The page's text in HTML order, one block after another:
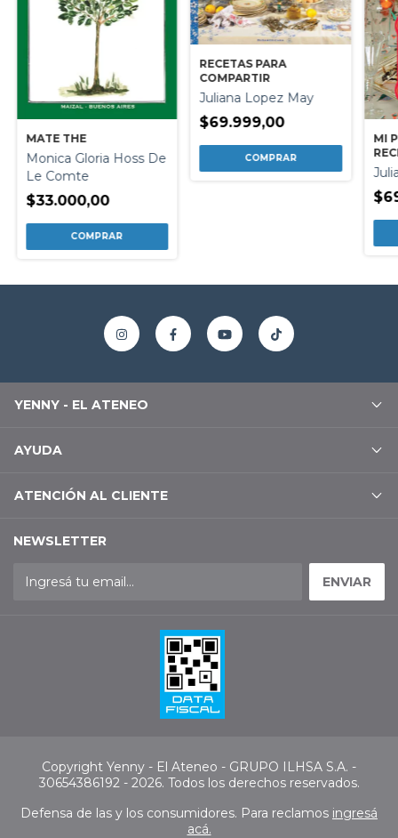
MATE THE
Monica Gloria Hoss De
Le Comte
$33.000,00
RECETAS PARA
COMPARTIR
Juliana Lopez May
$69.999,00
MI
YENNY - EL ATENEO
AYUDA
ATENCIÓN AL CLIENTE
NEWSLETTER
Copyright Yenny - El Ateneo - GRUPO ILHSA S.A. -
30654386192 - 2026. Todos los derechos reservados.
Defensa de las y los consumidores. Para reclamos ingresá
acá.